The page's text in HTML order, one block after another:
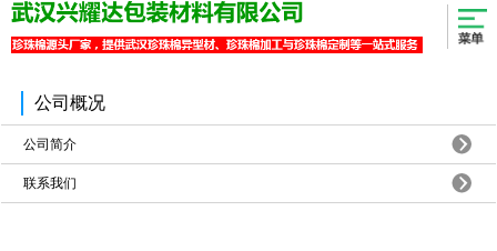
公司概况
公司简介
联系我们